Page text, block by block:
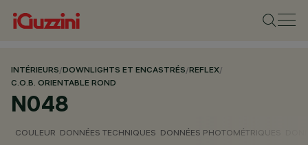
INTÉRIEURS/DOWNLIGHTS ET ENCASTRÉS/REFLEX/
C.O.B. ORIENTABLE ROND
N048
COULEUR DONNÉES TECHNIQUES DONNÉES PHOTOMÉTRIQUES